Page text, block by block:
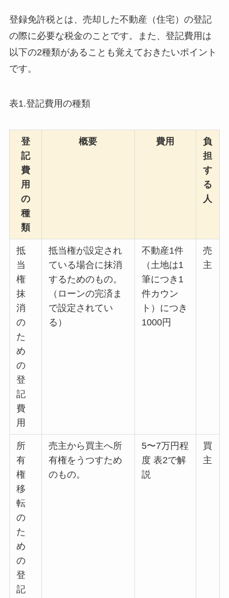
登録免許税とは、売却した不動産（住宅）の登記
の際に必要な税金のことです。また、登記費用は
以下の2種類があることも覚えておきたいポイント
です。
表1.登記費用の種類
登
記
費
用
の
種
類
概要 費用
負
担
す
る
人
抵
当
権
抹
消
の
た
め
の
登
記
費
用
抵当権が設定され
ている場合に抹消
するためのもの。
（ローンの完済ま
で設定されてい
る）
不動産1件
（土地は1
筆につき1
件カウン
ト）につき
1000円
売
主
所
有
権
移
転
の
た
め
の
登
記
売主から買主へ所
有権をうつすため
のもの。
5〜7万円程
度 表2で解
説
買
主